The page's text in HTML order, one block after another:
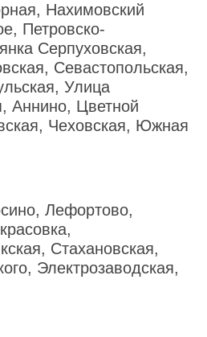
Нахимовский
Петровско-
Серпуховская,
Севастопольская,
Улица
Аннино, Цветной
Чеховская, Южная
Лефортово,
Стахановская,
Электрозаводская,